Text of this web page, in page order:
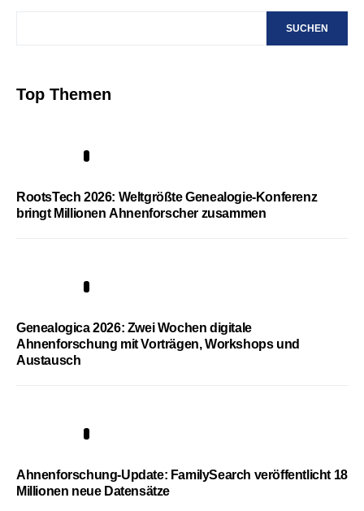
SUCHEN
Top Themen
RootsTech 2026: Weltgrößte Genealogie-Konferenz
bringt Millionen Ahnenforscher zusammen
Genealogica 2026: Zwei Wochen digitale
Ahnenforschung mit Vorträgen, Workshops und
Austausch
Ahnenforschung-Update: FamilySearch veröffentlicht 18
Millionen neue Datensätze